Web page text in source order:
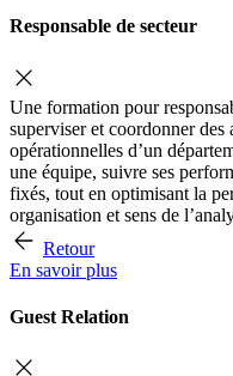
Responsable de secteur
Une formation pour
superviser et coordonner
opérationnelles d’un
une équipe, suivre ses
fixés, tout en optimisant la
organisation et sens de
Retour
En savoir plus
Guest Relation